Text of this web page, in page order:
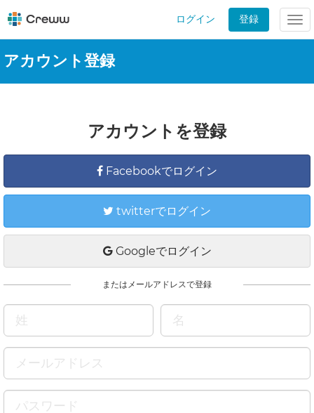
ログイン 登録
アカウント登録
アカウントを登録
Facebookでログイン
twitterでログイン
Googleでログイン
またはメールアドレスで登録